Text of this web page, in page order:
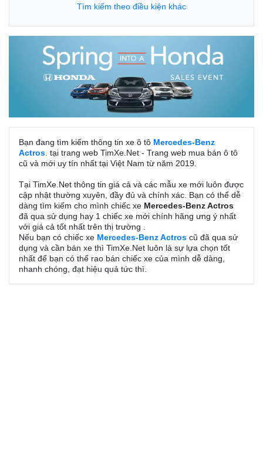
Tìm kiếm theo điều kiện khác
Bạn đang tìm kiếm thông tin xe ô tô Mercedes-Benz
Actros. tại trang web TimXe.Net - Trang web mua bán ô tô
cũ và mới uy tín nhất tại Việt Nam từ năm 2019.
Tại TimXe.Net thông tin giá cả và các mẫu xe mới luôn được
cập nhật thường xuyên, đầy đủ và chính xác. Bạn có thể dễ
dàng tìm kiếm cho mình chiếc xe Mercedes-Benz Actros
đã qua sử dụng hay 1 chiếc xe mới chính hãng ưng ý nhất
với giá cả tốt nhất trên thị trường .
Nếu bạn có chiếc xe Mercedes-Benz Actros cũ đã qua sử
dụng và cần bán xe thì TimXe.Net luôn là sự lựa chọn tốt
nhất để bạn có thể rao bán chiếc xe của mình dễ dàng,
nhanh chóng, đạt hiệu quả tức thì.